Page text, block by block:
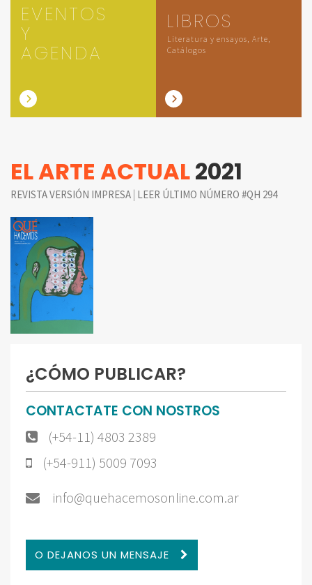
EVENTOS
Y
AGENDA
LIBROS
Literatura y ensayos, Arte,
Catálogos
EL ARTE ACTUAL2021
REVISTA VERSIÓN IMPRESA | LEER ÚLTIMO NÚMERO #QH 294
¿CÓMO PUBLICAR?
CONTACTATE CON NOSTROS
(+54-11) 4803 2389
(+54-911) 5009 7093
info@quehacemosonline.com.ar
O DEJANOS UN MENSAJE